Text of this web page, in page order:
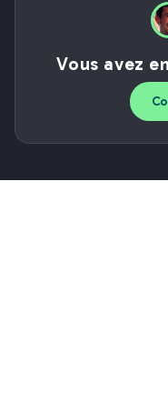
Vous avez